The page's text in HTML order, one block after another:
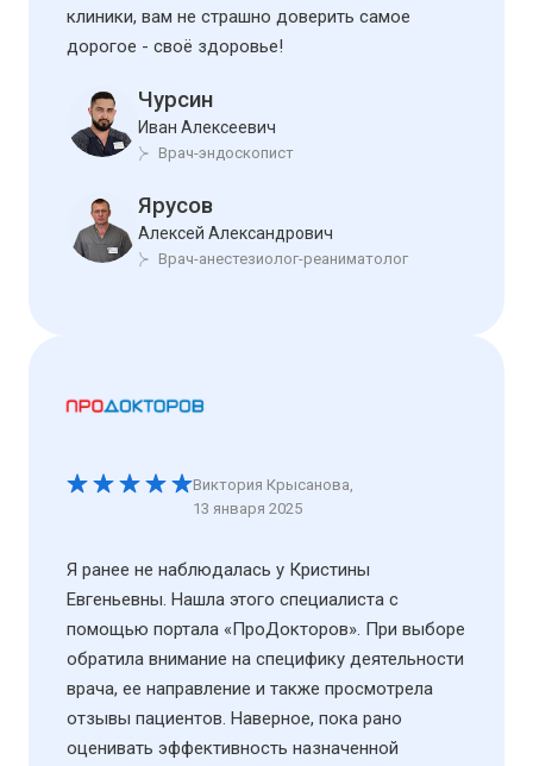
клиники, вам не страшно доверить самое
дорогое - своё здоровье!
Чурсин
Иван Алексеевич
Врач-эндоскопист
Ярусов
Алексей Александрович
Врач-анестезиолог-реаниматолог
Виктория Крысанова
13 января 2025
Я ранее не наблюдалась у Кристины
Евгеньевны. Нашла этого специалиста с
помощью портала «ПроДокторов». При выборе
обратила внимание на специфику деятельности
врача, ее направление и также просмотрела
отзывы пациентов. Наверное, пока рано
оценивать эффективность назначенной